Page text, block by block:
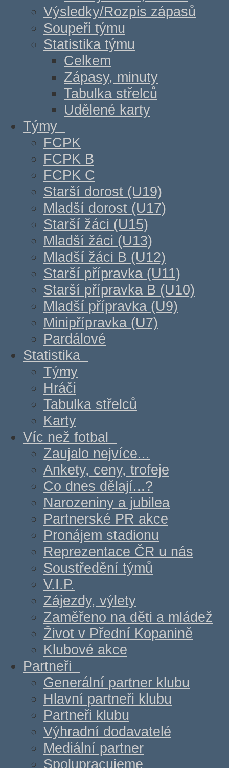
Výsledky/Rozpis zápasů
Soupeři týmu
Statistika týmu
Celkem
Zápasy, minuty
Tabulka střelců
Udělené karty
Týmy
FCPK
FCPK B
FCPK C
Starší dorost (U19)
Mladší dorost (U17)
Starší žáci (U15)
Mladší žáci (U13)
Mladší žáci B (U12)
Starší přípravka (U11)
Starší přípravka B (U10)
Mladší přípravka (U9)
Minipřípravka (U7)
Pardálové
Statistika
Týmy
Hráči
Tabulka střelců
Karty
Víc než fotbal
Zaujalo nejvíce...
Ankety, ceny, trofeje
Co dnes dělají...?
Narozeniny a jubilea
Partnerské PR akce
Pronájem stadionu
Reprezentace ČR u nás
Soustředění týmů
V.I.P.
Zájezdy, výlety
Zaměřeno na děti a mládež
Život v Přední Kopanině
Klubové akce
Partneři
Generální partner klubu
Hlavní partneři klubu
Partneři klubu
Výhradní dodavatelé
Mediální partner
Spolupracujeme